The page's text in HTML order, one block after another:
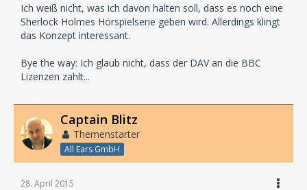
Ich weiß nicht, was ich davon halten soll, dass es noch eine
Sherlock Holmes Hörspielserie geben wird. Allerdings klingt
das Konzept interessant.
Bye the way: Ich glaub nicht, dass der DAV an die BBC
Lizenzen zahlt...
Captain Blitz
Themenstarter
All Ears GmbH
28. April 2015